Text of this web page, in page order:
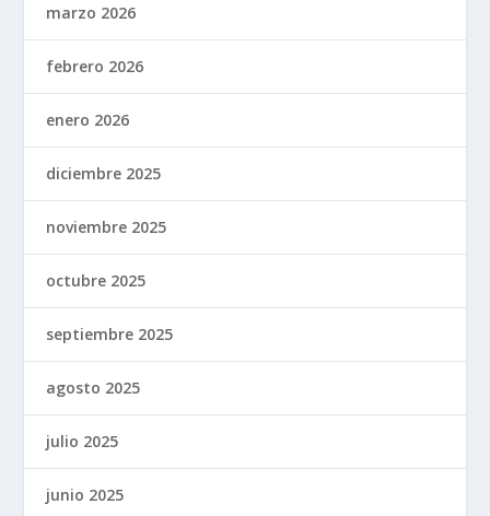
marzo 2026
febrero 2026
enero 2026
diciembre 2025
noviembre 2025
octubre 2025
septiembre 2025
agosto 2025
julio 2025
junio 2025